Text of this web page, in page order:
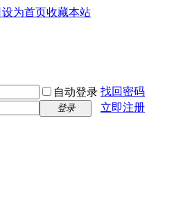
设为首页收藏本站
自动登录 找回密码
登录
立即注册